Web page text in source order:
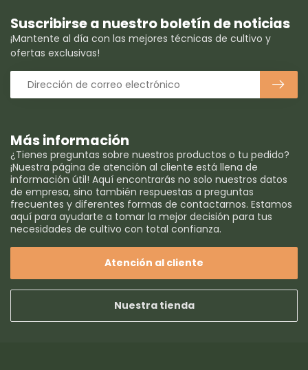
Más información
¿Tienes preguntas sobre nuestros productos o tu pedido?
¡Nuestra página de atención al cliente está llena de
información útil! Aquí encontrarás no solo nuestros datos
de empresa, sino también respuestas a preguntas
frecuentes y diferentes formas de contactarnos. Estamos
aquí para ayudarte a tomar la mejor decisión para tus
necesidades de cultivo con total confianza.
Atención al cliente
Nuestra tienda
Suscribirse a nuestro boletín de noticias
¡Mantente al día con las mejores técnicas de cultivo y
ofertas exclusivas!